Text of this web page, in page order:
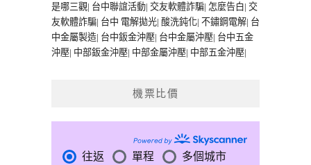
是哪三觀| 台中聯誼活動| 交友軟體詐騙| 怎麼告白| 交
友軟體詐騙| 台中 電解拋光| 酸洗鈍化| 不鏽鋼電解| 台
中金屬製造| 台中鈑金沖壓| 台中金屬沖壓| 台中五金
沖壓| 中部鈑金沖壓| 中部金屬沖壓| 中部五金沖壓|
機票比價